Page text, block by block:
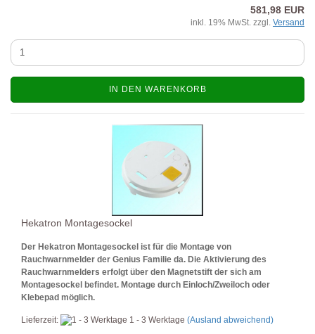
581,98 EUR
inkl. 19% MwSt. zzgl. Versand
IN DEN WARENKORB
Hekatron Montagesockel
Der Hekatron Montagesockel ist für die Montage von
Rauchwarnmelder der Genius Familie da. Die Aktivierung des
Rauchwarnmelders erfolgt über den Magnetstift der sich am
Montagesockel befindet. Montage durch Einloch/Zweiloch oder
Klebepad möglich.
Lieferzeit: 1 - 3 Werktage (Ausland abweichend)